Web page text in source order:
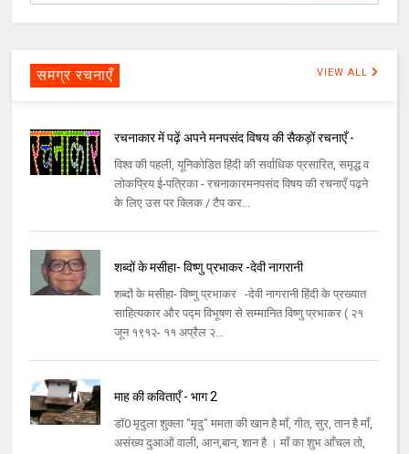
समग्र रचनाएँ VIEW ALL
रचनाकार में पढ़ें अपने मनपसंद विषय की सैकड़ों रचनाएँ -
विश्व की पहली, यूनिकोडित हिंदी की सर्वाधिक प्रसारित, समृद्ध व
लोकप्रिय ई-पत्रिका - रचनाकारमनपसंद विषय की रचनाएँ पढ़ने
के लिए उस पर क्लिक / टैप कर...
शब्दों के मसीहा- विष्णु प्रभाकर -देवी नागरानी
शब्दों के मसीहा- विष्णु प्रभाकर -देवी नागरानी हिंदी के प्रख्यात
साहित्यकार और पद्म विभूषण से सम्मानित विष्णु प्रभाकर ( २१
जून १९१२- ११ अप्रैल २...
माह की कविताएँ - भाग 2
डॉ0 मृदुला शुक्ला "मृदु" ममता की खान है माँ, गीत, सुर, तान है माँ,
असंख्य दुआओं वाली, आन,बान, शान है । माँ का शुभ आँचल तो,